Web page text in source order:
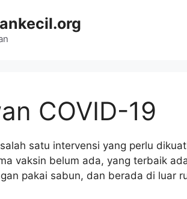
COVID-19
satu intervensi yang perlu
vaksin belum ada, yang terbaik
pakai sabun, dan berada di luar